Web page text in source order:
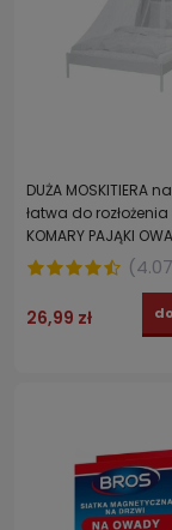
DUŻA MOSKITIERA
łatwa do rozłożenia
KOMARY PAJĄKI
(4.07
26,99 zł